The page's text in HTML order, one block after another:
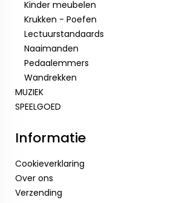
Kinder meubelen
Krukken - Poefen
Lectuurstandaards
Naaimanden
Pedaalemmers
Wandrekken
MUZIEK
SPEELGOED
Informatie
Cookieverklaring
Over ons
Verzending